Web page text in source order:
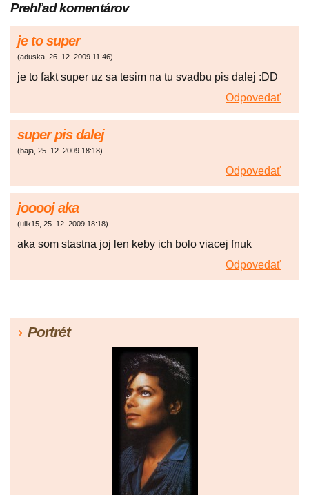
Prehľad komentárov
je to super
(aduska, 26. 12. 2009 11:46)
je to fakt super uz sa tesim na tu svadbu pis dalej :DD
Odpovedať
super pis dalej
(baja, 25. 12. 2009 18:18)
Odpovedať
jooooj aka
(ulik15, 25. 12. 2009 18:18)
aka som stastna joj len keby ich bolo viacej fnuk
Odpovedať
Portrét